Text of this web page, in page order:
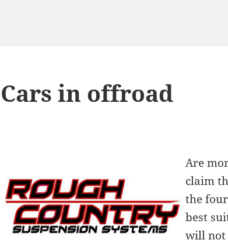
Cars in offroad
Are
claim
the
best
will not